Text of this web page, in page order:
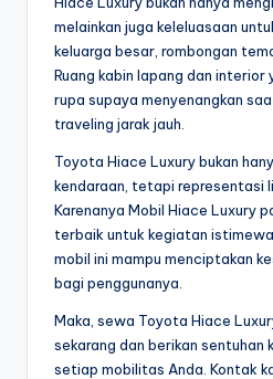
melainkan juga keleluasaan
keluarga besar, rombongan
Ruang kabin lapang dan
rupa supaya menyenangkan
traveling jarak jauh.
Toyota Hiace Luxury bukan
kendaraan, tetapi representasi
Karenanya Mobil Hiace Luxury
terbaik untuk kegiatan
mobil ini mampu menciptakan
bagi penggunanya.
Maka, sewa Toyota Hiace
sekarang dan berikan sentuhan
setiap mobilitas Anda. Kontak